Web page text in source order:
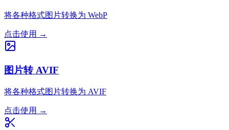
将各种格式图片转换为 WebP
点击使用 →
图片转 AVIF
将各种格式图片转换为 AVIF
点击使用 →